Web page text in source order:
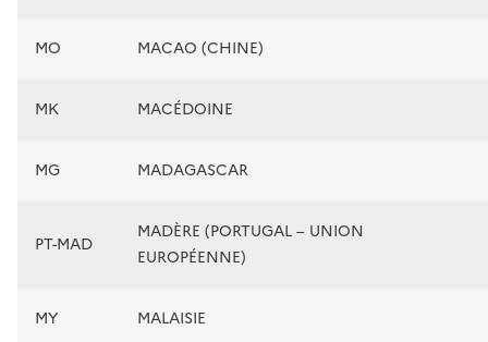
MO MACAO (CHINE)
MK MACÉDOINE
MG MADAGASCAR
PT-MAD
MADÈRE (PORTUGAL – UNION
EUROPÉENNE)
MY MALAISIE